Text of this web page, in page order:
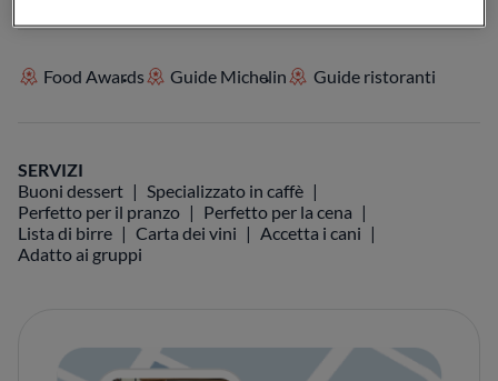
Food Awards Guide Michelin Guide ristoranti
SERVIZI
Buoni dessert
Specializzato in caffè
Perfetto per il pranzo
Perfetto per la cena
Lista di birre
Carta dei vini
Accetta i cani
Adatto ai gruppi